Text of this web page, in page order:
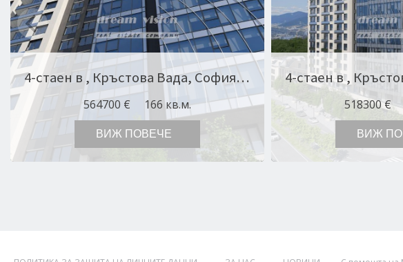
4-стаен в , Кръстова Вада, София Оферта № 11733
564700 € 166 кв.м.
ВИЖ ПОВЕЧЕ
518300 €
ВИЖ